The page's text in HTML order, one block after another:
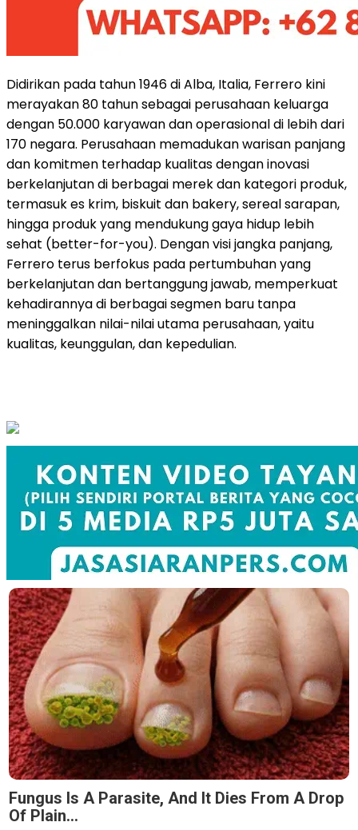
Didirikan pada tahun 1946 di Alba, Italia, Ferrero kini
merayakan 80 tahun sebagai perusahaan keluarga
dengan 50.000 karyawan dan operasional di lebih dari
170 negara. Perusahaan memadukan warisan panjang
dan komitmen terhadap kualitas dengan inovasi
berkelanjutan di berbagai merek dan kategori produk,
termasuk es krim, biskuit dan bakery, sereal sarapan,
hingga produk yang mendukung gaya hidup lebih
sehat (better-for-you). Dengan visi jangka panjang,
Ferrero terus berfokus pada pertumbuhan yang
berkelanjutan dan bertanggung jawab, memperkuat
kehadirannya di berbagai segmen baru tanpa
meninggalkan nilai-nilai utama perusahaan, yaitu
kualitas, keunggulan, dan kepedulian.
Fungus Is A Parasite, And It Dies From A Drop
Of Plain...